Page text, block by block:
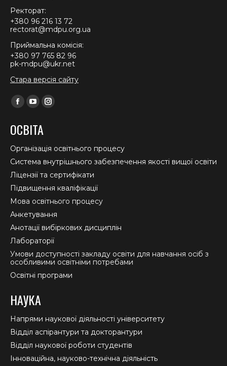
Ректорат:
+380 96 216 13 72
rectorat@mdpu.org.ua
Приймальна комісія:
+380 97 765 82 96
pk-mdpu@ukr.net
Стара версія сайту
Find us on:
Facebook
opens
in
new
window
YouTube
opens
in
new
window
Instagram
in
new
window
ОСВІТА
Організація освітнього процесу
Система внутрішнього забезпечення якості вищої освіти
Ліцензії та сертифікати
Підвищення кваліфікації
Мова освітнього процесу
Анкетування
Анотації вибіркових дисциплін
Лабораторії
Умови доступності закладу освіти для навчання осіб з
особливими освітніми потребами
Освітні програми
НАУКА
Напрями наукової діяльності університету
Відділ аспірантури та докторантури
Відділ наукової роботи студентів
Інноваційна, науково-технічна діяльність